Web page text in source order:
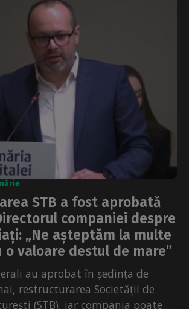
STB a fost aprobată
companiei despre
„Ne așteptăm la multe
o valoare destul de mare”
au aprobat în ședința de
restructurarea Societății de
(STB), iar compania poate